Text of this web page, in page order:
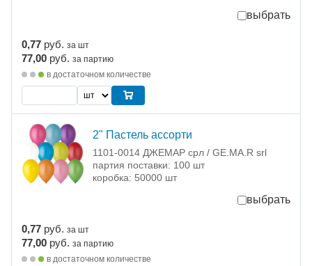
выбрать
0,77 руб. за шт
77,00 руб. за партию
в достаточном количестве
2" Пастель ассорти
1101-0014 ДЖЕМАР срл / GE.MA.R srl
партия поставки: 100 шт
коробка: 50000 шт
выбрать
0,77 руб. за шт
77,00 руб. за партию
в достаточном количестве